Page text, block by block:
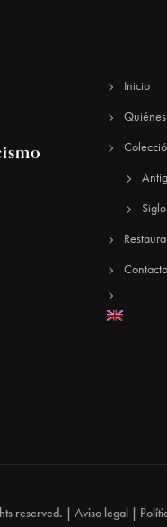
Inicio
Contacto
reserved. | Aviso legal